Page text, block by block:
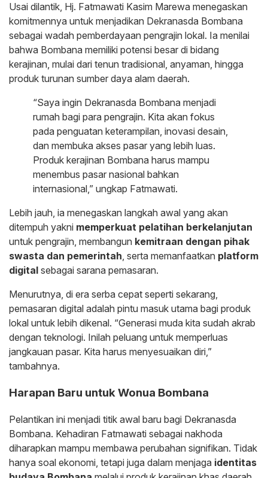
Usai dilantik, Hj. Fatmawati Kasim Marewa menegaskan
komitmennya untuk menjadikan Dekranasda Bombana
sebagai wadah pemberdayaan pengrajin lokal. Ia menilai
bahwa Bombana memiliki potensi besar di bidang
kerajinan, mulai dari tenun tradisional, anyaman, hingga
produk turunan sumber daya alam daerah.
“Saya ingin Dekranasda Bombana menjadi
rumah bagi para pengrajin. Kita akan fokus
pada penguatan keterampilan, inovasi desain,
dan membuka akses pasar yang lebih luas.
Produk kerajinan Bombana harus mampu
menembus pasar nasional bahkan
internasional,” ungkap Fatmawati.
Lebih jauh, ia menegaskan langkah awal yang akan
ditempuh yakni memperkuat pelatihan berkelanjutan
untuk pengrajin, membangun kemitraan dengan pihak
swasta dan pemerintah, serta memanfaatkan platform
digital sebagai sarana pemasaran.
Menurutnya, di era serba cepat seperti sekarang,
pemasaran digital adalah pintu masuk utama bagi produk
lokal untuk lebih dikenal. “Generasi muda kita sudah akrab
dengan teknologi. Inilah peluang untuk memperluas
jangkauan pasar. Kita harus menyesuaikan diri,”
tambahnya.
Harapan Baru untuk Wonua Bombana
Pelantikan ini menjadi titik awal baru bagi Dekranasda
Bombana. Kehadiran Fatmawati sebagai nakhoda
diharapkan mampu membawa perubahan signifikan. Tidak
hanya soal ekonomi, tetapi juga dalam menjaga identitas